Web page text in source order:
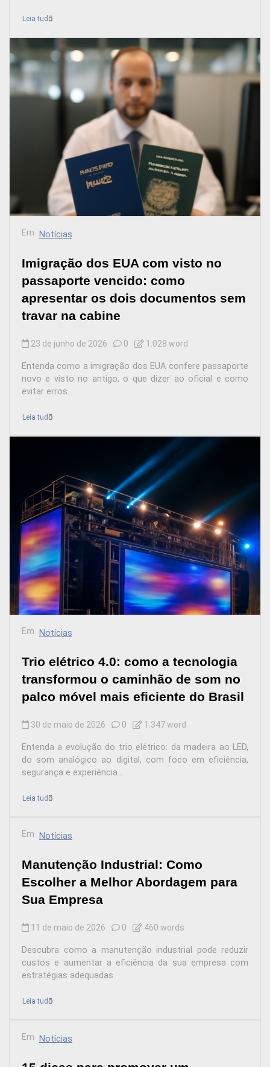
Leia tudo
Em Notícias
Imigração dos EUA com visto no
passaporte vencido: como
apresentar os dois documentos sem
travar na cabine
23 de junho de 2026 0 1.028 word
Entenda como a imigração dos EUA confere passaporte
novo e visto no antigo, o que dizer ao oficial e como
evitar erros...
Leia tudo
Em Notícias
Trio elétrico 4.0: como a tecnologia
transformou o caminhão de som no
palco móvel mais eficiente do Brasil
30 de maio de 2026 0 1.347 word
Entenda a evolução do trio elétrico: da madeira ao LED,
do som analógico ao digital, com foco em eficiência,
segurança e experiência...
Leia tudo
Em Notícias
Manutenção Industrial: Como
Escolher a Melhor Abordagem para
Sua Empresa
11 de maio de 2026 0 460 words
Descubra como a manutenção industrial pode reduzir
custos e aumentar a eficiência da sua empresa com
estratégias adequadas.
Leia tudo
Em Notícias